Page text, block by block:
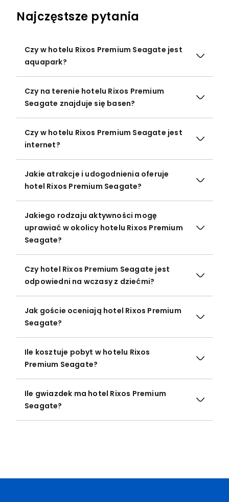
Najczęstsze pytania
Czy w hotelu Rixos Premium Seagate jest
aquapark?
Czy na terenie hotelu Rixos Premium
Seagate znajduje się basen?
Czy w hotelu Rixos Premium Seagate jest
internet?
Jakie atrakcje i udogodnienia oferuje
hotel Rixos Premium Seagate?
Jakiego rodzaju aktywności mogę
uprawiać w okolicy hotelu Rixos Premium
Seagate?
Czy hotel Rixos Premium Seagate jest
odpowiedni na wczasy z dziećmi?
Jak goście oceniają hotel Rixos Premium
Seagate?
Ile kosztuje pobyt w hotelu Rixos
Premium Seagate?
Ile gwiazdek ma hotel Rixos Premium
Seagate?